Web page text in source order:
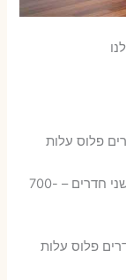
דירה במשמר השבעה 2 חדרים פלוס עלות
במחיר מבצע 1000-1800 ש"ח שירותי אריזת שני חדרים – 700-
הובלה דירה במשמר השבעה 3 חדרים פלוס עלות